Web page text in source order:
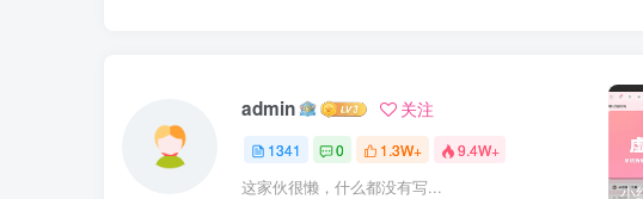
admin 关注
1341 0 1.3W+ 9.4W+
这家伙很懒，什么都没有写...